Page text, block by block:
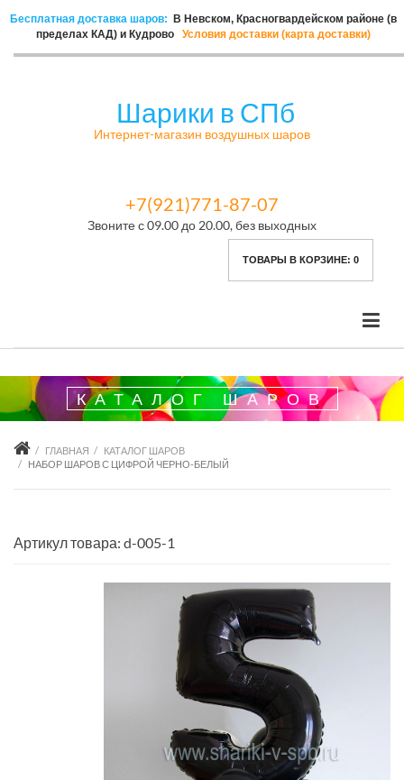
Бесплатная доставка шаров:
В Невском, Красногвардейском районе (в
пределах КАД) и Кудрово
Условия доставки (карта доставки)
Шарики в СПб
Интернет-магазин воздушных шаров
+7(921)771-87-07
Звоните с 09.00 до 20.00, без выходных
ТОВАРЫ В КОРЗИНЕ: 0
КАТАЛОГ ШАРОВ
ГЛАВНАЯ
КАТАЛОГ ШАРОВ
НАБОР ШАРОВ С ЦИФРОЙ ЧЕРНО-БЕЛЫЙ
Артикул товара: d-005-1